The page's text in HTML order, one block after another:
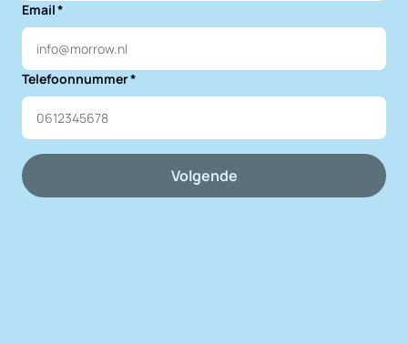
Email
Telefoonnummer
Volgende